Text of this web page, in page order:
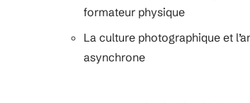
formateur physique
La culture photographique et
asynchrone